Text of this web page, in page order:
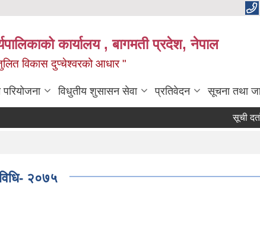
कार्यालय , बागमती प्रदेश, नेपाल
विकास दुप्चेश्वरको आधार "
विधुतीय शुसासन सेवा प्रतिवेदन सूचना तथा
सूची दर्ता गर्ने
२०७५